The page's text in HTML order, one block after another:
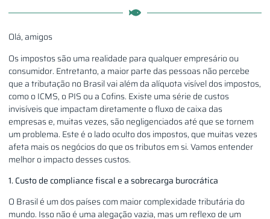
Olá, amigos
Os impostos são uma realidade para qualquer empresário ou
consumidor. Entretanto, a maior parte das pessoas não percebe
que a tributação no Brasil vai além da alíquota visível dos impostos,
como o ICMS, o PIS ou a Cofins. Existe uma série de custos
invisíveis que impactam diretamente o fluxo de caixa das
empresas e, muitas vezes, são negligenciados até que se tornem
um problema. Este é o lado oculto dos impostos, que muitas vezes
afeta mais os negócios do que os tributos em si. Vamos entender
melhor o impacto desses custos.
1. Custo de compliance fiscal e a sobrecarga burocrática
O Brasil é um dos países com maior complexidade tributária do
mundo. Isso não é uma alegação vazia, mas um reflexo de um